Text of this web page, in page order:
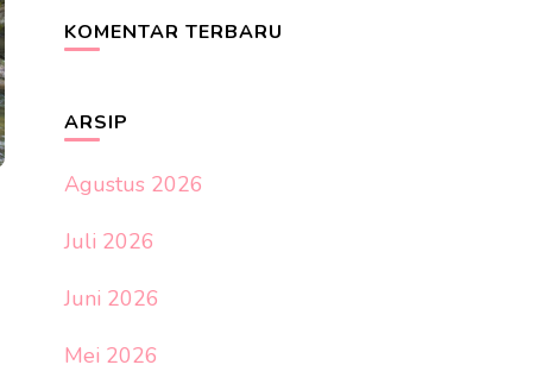
KOMENTAR TERBARU
ARSIP
Agustus 2026
Juli 2026
Juni 2026
Mei 2026